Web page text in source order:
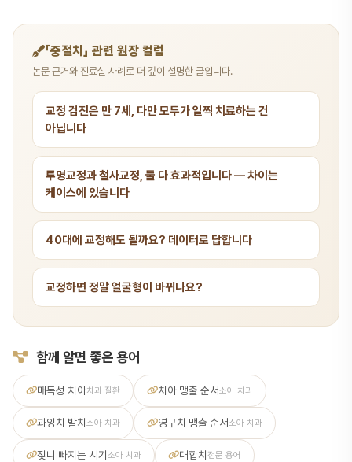
「중절치」 관련 원장 컬럼
논문 근거와 진료실 사례로 더 깊이 설명한 글입니다.
교정 검진은 만 7세, 다만 모두가 일찍 치료하는 건
아닙니다
투명교정과 철사교정, 둘 다 효과적입니다 — 차이는
케이스에 있습니다
40대에 교정해도 될까요? 데이터로 답합니다
교정하면 정말 얼굴형이 바뀌나요?
함께 알면 좋은 용어
매독성 치아치과 질환 치아 맹출 순서소아 치과
과잉치 발치소아 치과 영구치 맹출 순서소아 치과
젖니 빠지는 시기소아 치과 대합치 전문 용어